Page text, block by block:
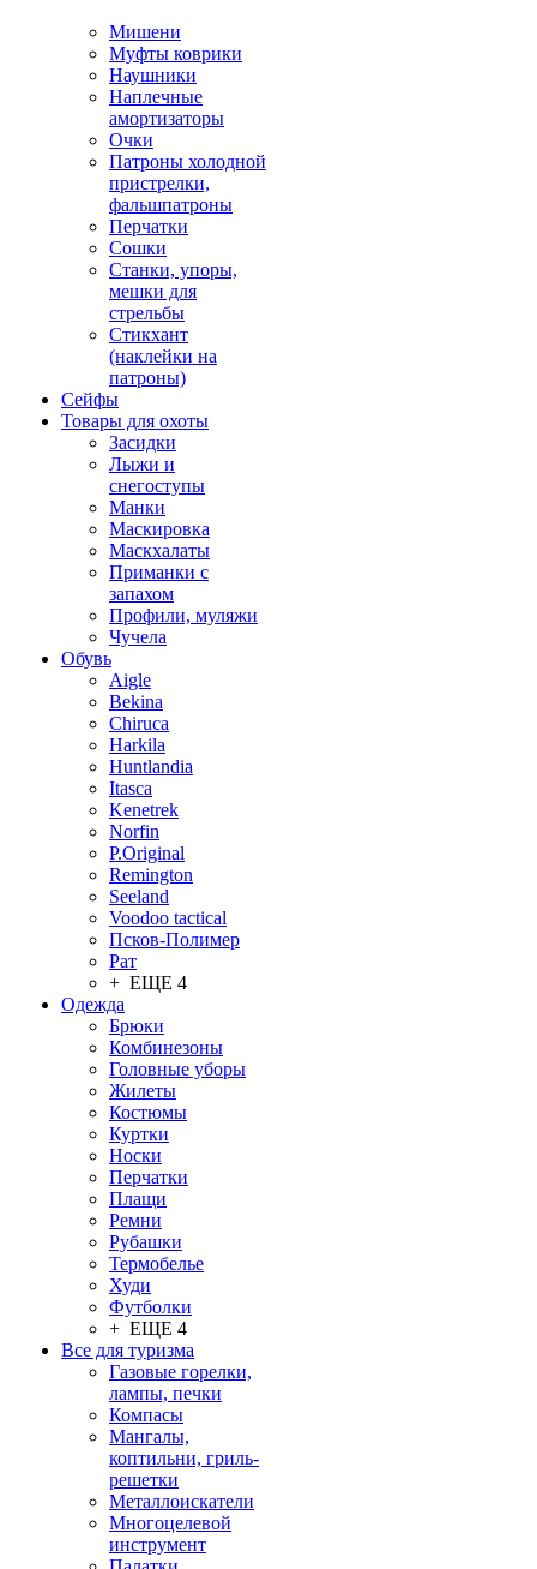
Мишени
Муфты коврики
Наушники
Наплечные
амортизаторы
Очки
Патроны холодной
пристрелки,
фальшпатроны
Перчатки
Сошки
Станки, упоры,
мешки для
стрельбы
Стикхант
(наклейки на
патроны)
Сейфы
Товары для охоты
Засидки
Лыжи и
снегоступы
Манки
Маскировка
Маскхалаты
Приманки с
запахом
Профили, муляжи
Чучела
Обувь
Aigle
Bekina
Chiruсa
Harkila
Huntlandia
Itasca
Kenetrek
Norfin
P.Original
Remington
Seeland
Voodoo tactical
Псков-Полимер
Рат
+ ЕЩЕ 4
Одежда
Брюки
Комбинезоны
Головные уборы
Жилеты
Костюмы
Куртки
Носки
Перчатки
Плащи
Ремни
Рубашки
Термобелье
Худи
Футболки
+ ЕЩЕ 4
Все для туризма
Газовые горелки,
лампы, печки
Компасы
Мангалы,
коптильни, гриль-
решетки
Металлоискатели
Многоцелевой
инструмент